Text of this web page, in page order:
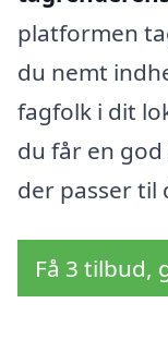
platformen
du nemt
fagfolk i dit
du får en
der passer til
Få 3 tilbud,